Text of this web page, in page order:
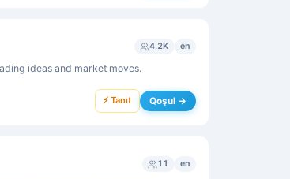
4,2K en
ideas and market moves.
⚡ Tanıt Qoşul →
11 en